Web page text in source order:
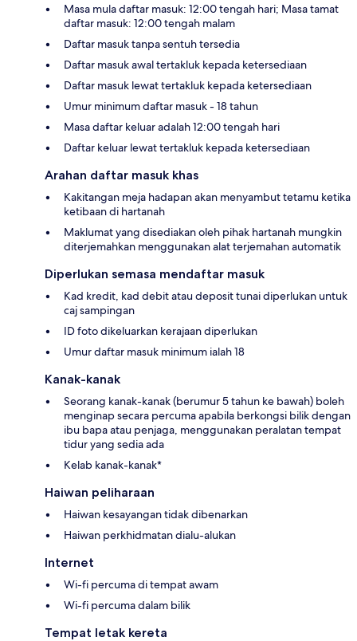
Masa mula daftar masuk: 12:00 tengah hari; Masa tamat
daftar masuk: 12:00 tengah malam
Daftar masuk tanpa sentuh tersedia
Daftar masuk awal tertakluk kepada ketersediaan
Daftar masuk lewat tertakluk kepada ketersediaan
Umur minimum daftar masuk - 18 tahun
Masa daftar keluar adalah 12:00 tengah hari
Daftar keluar lewat tertakluk kepada ketersediaan
Arahan daftar masuk khas
Kakitangan meja hadapan akan menyambut tetamu ketika
ketibaan di hartanah
Maklumat yang disediakan oleh pihak hartanah mungkin
diterjemahkan menggunakan alat terjemahan automatik
Diperlukan semasa mendaftar masuk
Kad kredit, kad debit atau deposit tunai diperlukan untuk
caj sampingan
ID foto dikeluarkan kerajaan diperlukan
Umur daftar masuk minimum ialah 18
Kanak-kanak
Seorang kanak-kanak (berumur 5 tahun ke bawah) boleh
menginap secara percuma apabila berkongsi bilik dengan
ibu bapa atau penjaga, menggunakan peralatan tempat
tidur yang sedia ada
Kelab kanak-kanak*
Haiwan peliharaan
Haiwan kesayangan tidak dibenarkan
Haiwan perkhidmatan dialu-alukan
Internet
Wi-fi percuma di tempat awam
Wi-fi percuma dalam bilik
Tempat letak kereta